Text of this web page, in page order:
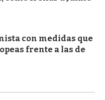
con medidas que
frente a las de